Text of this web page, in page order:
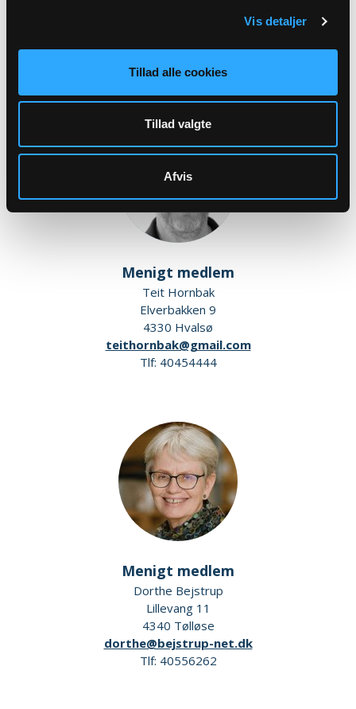
Vis detaljer
Tillad alle cookies
Tillad valgte
Afvis
gert@emerek.com
Tlf: 21472624
Menigt medlem
Teit Hornbak
Elverbakken 9
4330 Hvalsø
teithornbak@gmail.com
Tlf: 40454444
Menigt medlem
Dorthe Bejstrup
Lillevang 11
4340 Tølløse
dorthe@bejstrup-net.dk
Tlf: 40556262